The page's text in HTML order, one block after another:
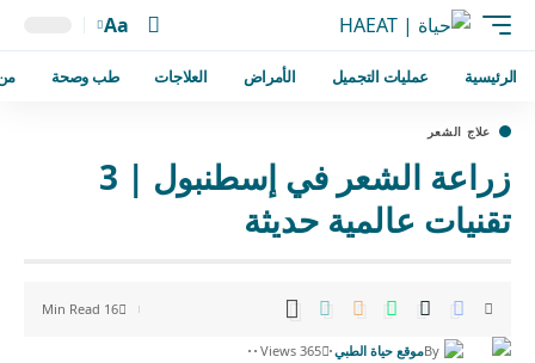
Aa
الرئيسية عمليات التجميل الأمراض العلاجات طب وصحة
علاج الشعر
زراعة الشعر في إسطنبول | 3
تقنيات عالمية حديثة
Byموقع حياة الطبي 365 Views
16 Min Read